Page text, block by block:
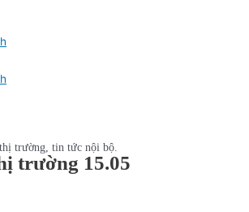
trường, tin tức nội bộ.
trường 15.05